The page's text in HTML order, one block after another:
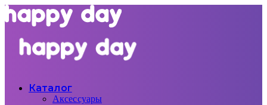
Каталог
Аксессуары